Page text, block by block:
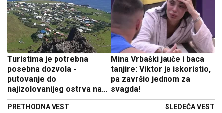
Turistima je potrebna
posebna dozvola -
putovanje do
najizolovanijeg ostrva na
svetu traje i do sedam dana
PRETHODNA VEST
Mina Vrbaški jauče i baca
tanjire: Viktor je iskoristio,
pa završio jednom za
svagda!
SLEDEĆA VEST